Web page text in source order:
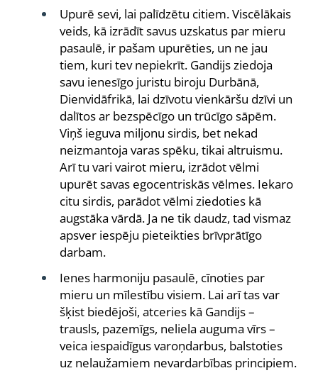
Upurē sevi, lai palīdzētu citiem. Viscēlākais
veids, kā izrādīt savus uzskatus par mieru
pasaulē, ir pašam upurēties, un ne jau
tiem, kuri tev nepiekrīt. Gandijs ziedoja
savu ienesīgo juristu biroju Durbānā,
Dienvidāfrikā, lai dzīvotu vienkāršu dzīvi un
dalītos ar bezspēcīgo un trūcīgo sāpēm.
Viņš ieguva miljonu sirdis, bet nekad
neizmantoja varas spēku, tikai altruismu.
Arī tu vari vairot mieru, izrādot vēlmi
upurēt savas egocentriskās vēlmes. Iekaro
citu sirdis, parādot vēlmi ziedoties kā
augstāka vārdā. Ja ne tik daudz, tad vismaz
apsver iespēju pieteikties brīvprātīgo
darbam.
Ienes harmoniju pasaulē, cīnoties par
mieru un mīlestību visiem. Lai arī tas var
šķist biedējoši, atceries kā Gandijs –
trausls, pazemīgs, neliela auguma vīrs –
veica iespaidīgus varoņdarbus, balstoties
uz nelaužamiem nevardarbības principiem.